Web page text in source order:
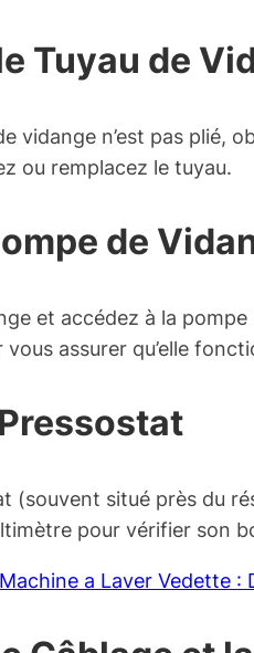
Tuyau de
vidange n’est pas plié,
ou remplacez le tuyau.
de
et accédez à la pompe
assurer qu’elle
(souvent situé près du
pour vérifier son
a Laver Vedette :